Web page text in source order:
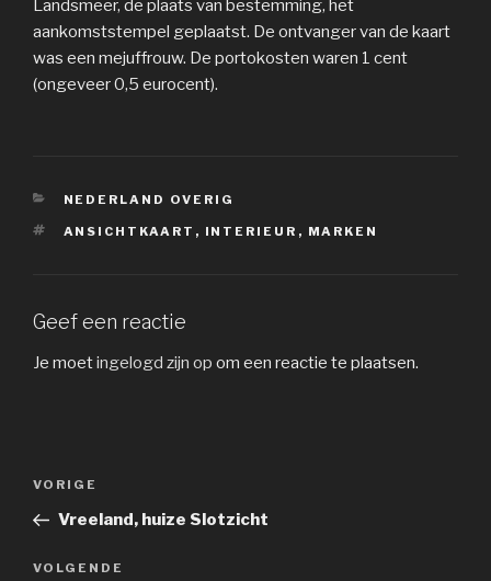
Landsmeer, de plaats van bestemming, het
aankomststempel geplaatst. De ontvanger van de kaart
was een mejuffrouw. De portokosten waren 1 cent
(ongeveer 0,5 eurocent).
CATEGORIEËN
NEDERLAND OVERIG
TAGS
ANSICHTKAART , INTERIEUR , MARKEN
Geef een reactie
Je moetingelogd zijn op om een reactie te plaatsen.
Vorig
bericht
VORIGE
Vreeland, huize Slotzicht
Volgend
VOLGENDE